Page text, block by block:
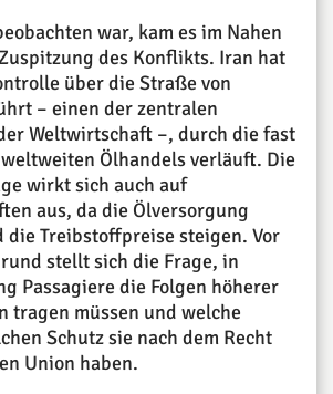
war, kam es im Nahen
des Konflikts. Iran hat
über die Straße von
– einen der zentralen
Weltwirtschaft –, durch die fast
Ölhandels verläuft. Die
wirkt sich auch auf
aus, da die Ölversorgung
die Treibstoffpreise steigen. Vor
stellt sich die Frage, in
Passagiere die Folgen höherer
tragen müssen und welche
Schutz sie nach dem Recht
Union haben.